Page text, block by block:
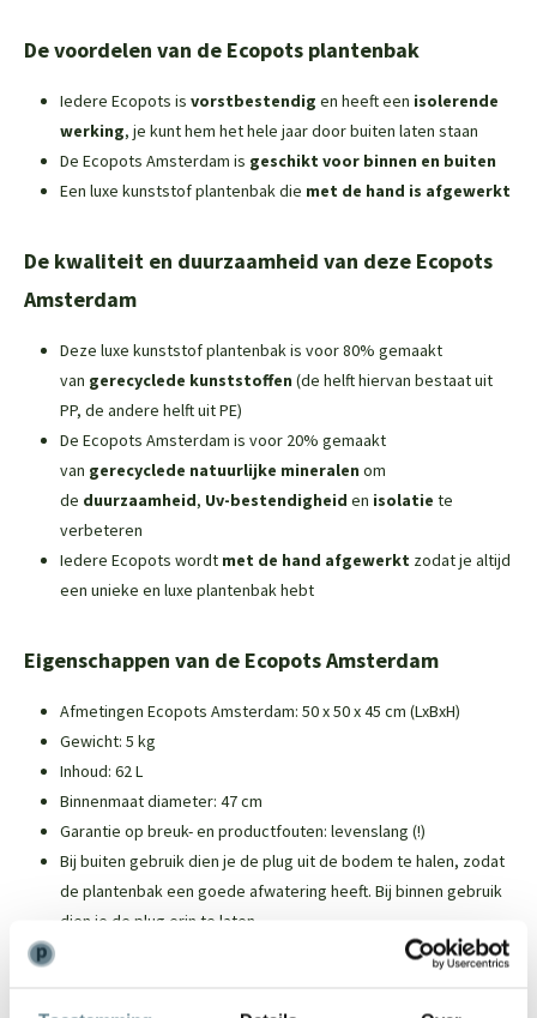
De voordelen van de Ecopots plantenbak
Iedere Ecopots is vorstbestendig en heeft een isolerende
werking, je kunt hem het hele jaar door buiten laten staan
De Ecopots Amsterdam is geschikt voor binnen en buiten
Een luxe kunststof plantenbak die met de hand is afgewerkt
De kwaliteit en duurzaamheid van deze Ecopots
Amsterdam
Deze luxe kunststof plantenbak is voor 80% gemaakt
van gerecyclede kunststoffen (de helft hiervan bestaat uit
PP, de andere helft uit PE)
De Ecopots Amsterdam is voor 20% gemaakt
van gerecyclede natuurlijke mineralen om
de duurzaamheid, Uv-bestendigheid en isolatie te
verbeteren
Iedere Ecopots wordt met de hand afgewerkt zodat je altijd
een unieke en luxe plantenbak hebt
Eigenschappen van de Ecopots Amsterdam
Afmetingen Ecopots Amsterdam: 50 x 50 x 45 cm (LxBxH)
Gewicht: 5 kg
Inhoud: 62 L
Binnenmaat diameter: 47 cm
Garantie op breuk- en productfouten: levenslang (!)
Bij buiten gebruik dien je de plug uit de bodem te halen, zodat
de plantenbak een goede afwatering heeft. Bij binnen gebruik
dien je de plug erin te laten.